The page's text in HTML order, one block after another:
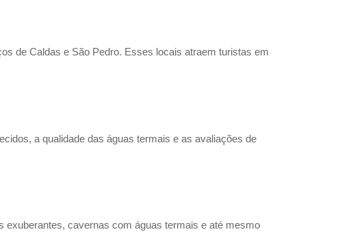
de Caldas e São Pedro. Esses locais atraem turistas em
a qualidade das águas termais e as avaliações de
cavernas com águas termais e até mesmo